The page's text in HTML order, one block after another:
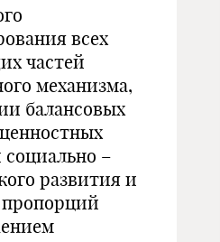
всех
частей
механизма,
балансовых
социально –
развития и